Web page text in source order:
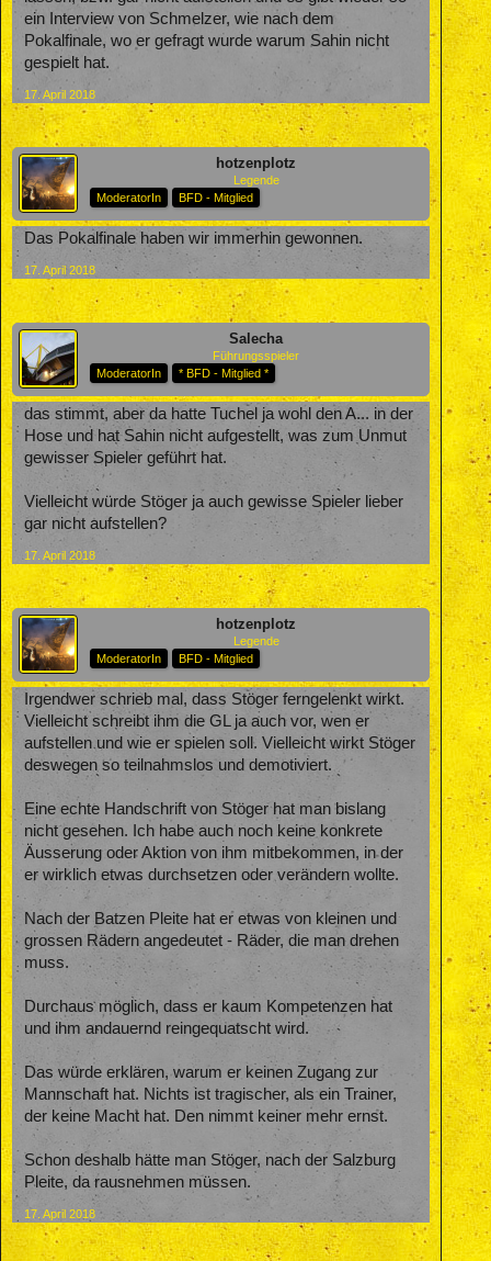
ein Interview von Schmelzer, wie nach dem
Pokalfinale, wo er gefragt wurde warum Sahin nicht
gespielt hat.
17. April 2018
hotzenplotz
Legende
ModeratorIn
BFD - Mitglied
Das Pokalfinale haben wir immerhin gewonnen.
17. April 2018
Salecha
Führungsspieler
ModeratorIn
* BFD - Mitglied *
das stimmt, aber da hatte Tuchel ja wohl den A... in der
Hose und hat Sahin nicht aufgestellt, was zum Unmut
gewisser Spieler geführt hat.
Vielleicht würde Stöger ja auch gewisse Spieler lieber
gar nicht aufstellen?
17. April 2018
hotzenplotz
Legende
ModeratorIn
BFD - Mitglied
Irgendwer schrieb mal, dass Stöger ferngelenkt wirkt.
Vielleicht schreibt ihm die GL ja auch vor, wen er
aufstellen und wie er spielen soll. Vielleicht wirkt Stöger
deswegen so teilnahmslos und demotiviert.
Eine echte Handschrift von Stöger hat man bislang
nicht gesehen. Ich habe auch noch keine konkrete
Äusserung oder Aktion von ihm mitbekommen, in der
er wirklich etwas durchsetzen oder verändern wollte.
Nach der Batzen Pleite hat er etwas von kleinen und
grossen Rädern angedeutet - Räder, die man drehen
muss.
Durchaus möglich, dass er kaum Kompetenzen hat
und ihm andauernd reingequatscht wird.
Das würde erklären, warum er keinen Zugang zur
Mannschaft hat. Nichts ist tragischer, als ein Trainer,
der keine Macht hat. Den nimmt keiner mehr ernst.
Schon deshalb hätte man Stöger, nach der Salzburg
Pleite, da rausnehmen müssen.
17. April 2018